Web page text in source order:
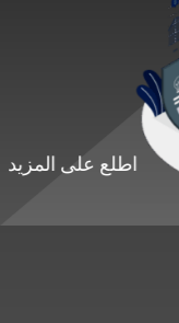
اطلع على المزيد